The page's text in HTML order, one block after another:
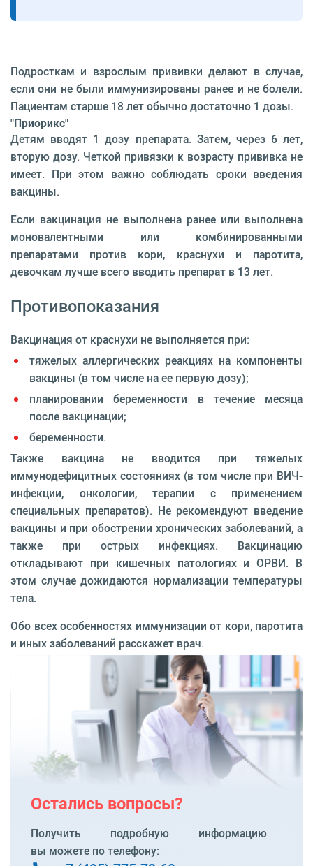
Подросткам и взрослым прививки делают в случае,
если они не были иммунизированы ранее и не болели.
Пациентам старше 18 лет обычно достаточно 1 дозы.
"Приорикс"
Детям вводят 1 дозу препарата. Затем, через 6 лет,
вторую дозу. Четкой привязки к возрасту прививка не
имеет. При этом важно соблюдать сроки введения
вакцины.
Если вакцинация не выполнена ранее или выполнена
моновалентными или комбинированными
препаратами против кори, краснухи и паротита,
девочкам лучше всего вводить препарат в 13 лет.
Противопоказания
Вакцинация от краснухи не выполняется при:
тяжелых аллергических реакциях на компоненты
вакцины (в том числе на ее первую дозу);
планировании беременности в течение месяца
после вакцинации;
беременности.
Также вакцина не вводится при тяжелых
иммунодефицитных состояниях (в том числе при ВИЧ-
инфекции, онкологии, терапии с применением
специальных препаратов). Не рекомендуют введение
вакцины и при обострении хронических заболеваний, а
также при острых инфекциях. Вакцинацию
откладывают при кишечных патологиях и ОРВИ. В
этом случае дожидаются нормализации температуры
тела.
Обо всех особенностях иммунизации от кори, паротита
и иных заболеваний расскажет врач.
Остались вопросы?
Получить подробную информацию
вы можете по телефону: